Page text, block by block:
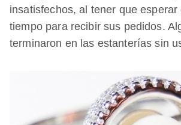
insatisfechos, al tener que esperar
tiempo para recibir sus pedidos.
terminaron en las estanterías sin